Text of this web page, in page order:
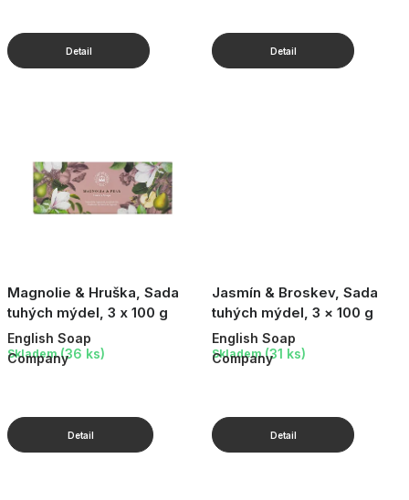
Magnolie & Hruška, Sada
tuhých mýdel, 3 x 100 g
English Soap
Company
Skladem (36 ks)
Jasmín & Broskev, Sada
tuhých mýdel, 3 × 100 g
English Soap
Company
Skladem (31 ks)